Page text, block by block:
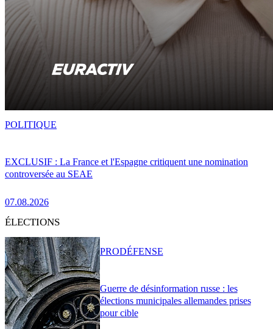
EXCLUSIF : La France et l'Espagne critiquent une nomination
controversée au SEAE
07.08.2026
POLITIQUE
ÉLECTIONS
Guerre de désinformation russe : les
élections municipales allemandes prises
pour cible
PRODÉFENSE